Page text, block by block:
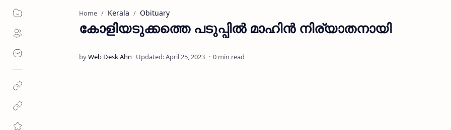
Home Kerala Obituary
കോളിയടുക്കത്തെ പടുപ്പിൽ മാഹിൻ നിര്യാതനായി
0 min read